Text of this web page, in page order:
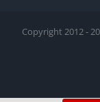
Copyright 2012 -